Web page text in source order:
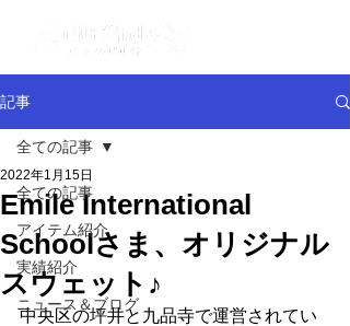
記事
全ての記事
アイテム紹介
実績紹介
ニュース＆ブログ
全ての記事
Emile International
Schoolさま、オリジナル
スウェット♪
2022年1月15日
中央区の坪井と九品寺で運営されてい